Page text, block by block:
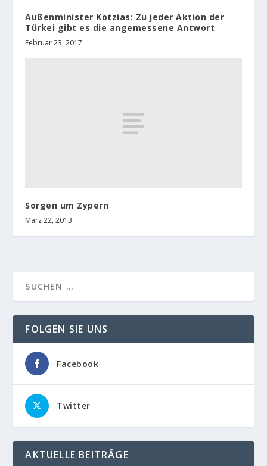
Außenminister Kotzias: Zu jeder Aktion der
Türkei gibt es die angemessene Antwort
Februar 23, 2017
Sorgen um Zypern
März 22, 2013
FOLGEN SIE UNS
Facebook
Twitter
AKTUELLE BEITRÄGE